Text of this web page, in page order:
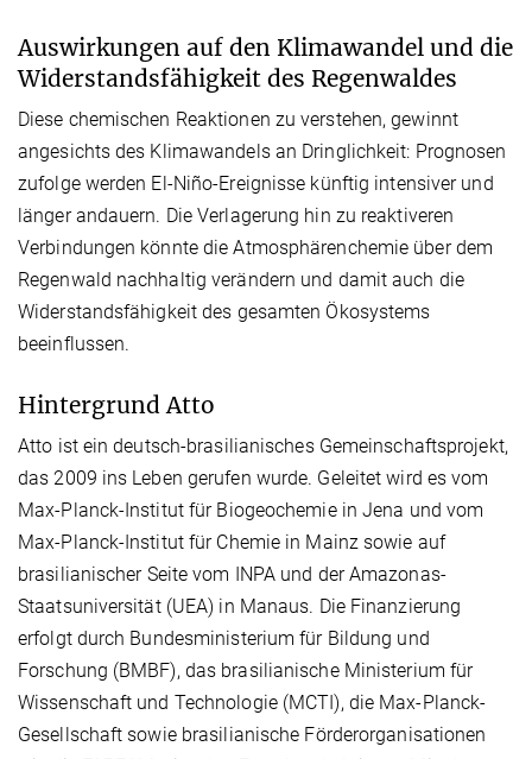
Auswirkungen auf den Klimawandel und die
Widerstandsfähigkeit des Regenwaldes
Diese chemischen Reaktionen zu verstehen, gewinnt
angesichts des Klimawandels an Dringlichkeit: Prognosen
zufolge werden El-Niño-Ereignisse künftig intensiver und
länger andauern. Die Verlagerung hin zu reaktiveren
Verbindungen könnte die Atmosphärenchemie über dem
Regenwald nachhaltig verändern und damit auch die
Widerstandsfähigkeit des gesamten Ökosystems
beeinflussen.
Hintergrund Atto
Atto ist ein deutsch-brasilianisches Gemeinschaftsprojekt,
das 2009 ins Leben gerufen wurde. Geleitet wird es vom
Max-Planck-Institut für Biogeochemie in Jena und vom
Max-Planck-Institut für Chemie in Mainz sowie auf
brasilianischer Seite vom INPA und der Amazonas-
Staatsuniversität (UEA) in Manaus. Die Finanzierung
erfolgt durch Bundesministerium für Bildung und
Forschung (BMBF), das brasilianische Ministerium für
Wissenschaft und Technologie (MCTI), die Max-Planck-
Gesellschaft sowie brasilianische Förderorganisationen